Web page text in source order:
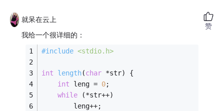
就呆在云上
我给一个很详细的：
#include <stdio.h>
int length(char *str)
{
int leng = 0;
while (*str++)
		leng++;
赞